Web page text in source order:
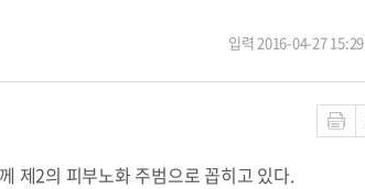
입력 2016-04-27 15:29
제2의 피부노화 주범으로 꼽히고 있다.